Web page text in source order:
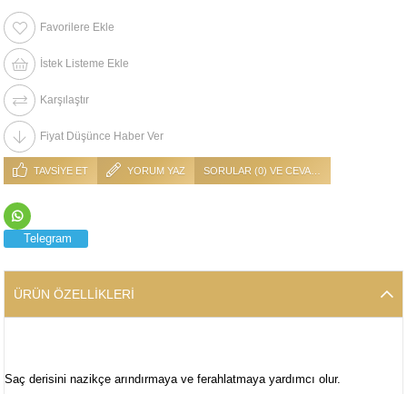
Favorilere Ekle
İstek Listeme Ekle
Karşılaştır
Fiyat Düşünce Haber Ver
TAVSIYE ET YORUM YAZ
Telegram
ÜRÜN ÖZELLIKLERI
Saç derisini nazikçe arındırmaya ve ferahlatmaya yardımcı olur.